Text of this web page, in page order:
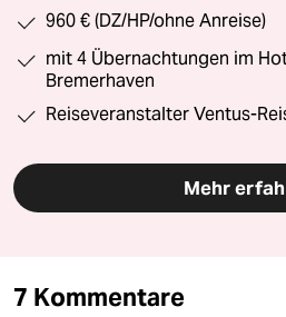
960 € (DZ/HP/ohne Anreise)
mit 4 Übernachtungen im
Bremerhaven
Reiseveranstalter Ventus-
Mehr
7 Kommentare